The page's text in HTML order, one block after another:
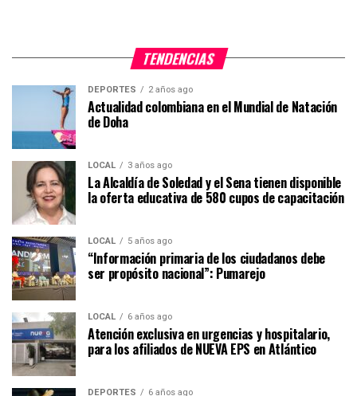
TENDENCIAS
DEPORTES 2 años ago
Actualidad colombiana en el Mundial de Natación
de Doha
LOCAL 3 años ago
La Alcaldía de Soledad y el Sena tienen disponible
la oferta educativa de 580 cupos de capacitación
LOCAL 5 años ago
“Información primaria de los ciudadanos debe
ser propósito nacional”: Pumarejo
LOCAL 6 años ago
Atención exclusiva en urgencias y hospitalario,
para los afiliados de NUEVA EPS en Atlántico
DEPORTES 6 años ago